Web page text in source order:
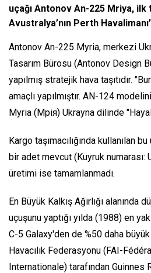
uçağı Antonov An-225 Mriya, ilk
Avustralya’nın Perth
Antonov An-225 Myria, merkezi
Tasarım Bürosu (Antonov Design
yapılmış stratejik hava taşıtıdır.
amaçlı yapılmıştır. AN-124
Myria (Мрія) Ukrayna dilinde
Kargo taşımacılığında kullanılan
bir adet mevcut (Kuyruk numarası:
üretimi ise tamamlanmadı.
En Büyük Kalkış Ağırlığı alanında
uçuşunu yaptığı yılda (1988) en
C-5 Galaxy'den de %50 daha
Havacılık Federasyonu (FAI-
Internationale) tarafından Guinnes